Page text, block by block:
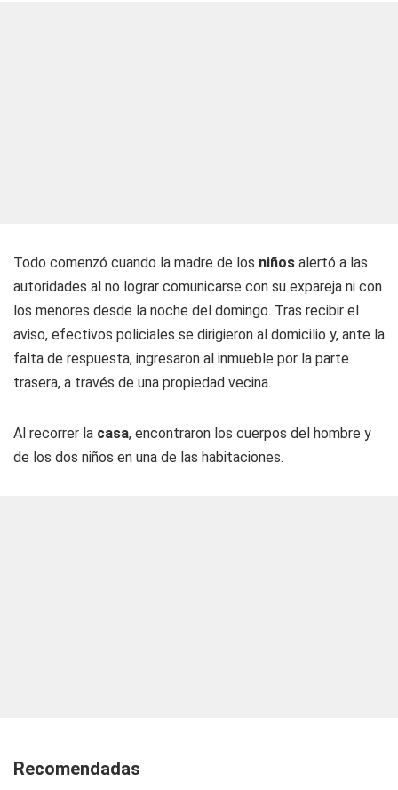
Todo comenzó cuando la madre de los niños alertó a las
autoridades al no lograr comunicarse con su expareja ni con
los menores desde la noche del domingo. Tras recibir el
aviso, efectivos policiales se dirigieron al domicilio y, ante la
falta de respuesta, ingresaron al inmueble por la parte
trasera, a través de una propiedad vecina.
Al recorrer la casa, encontraron los cuerpos del hombre y
de los dos niños en una de las habitaciones.
Recomendadas